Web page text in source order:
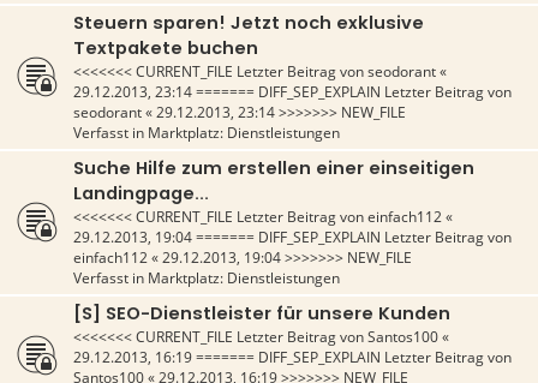
Steuern sparen! Jetzt noch exklusive
Textpakete buchen
<<<<<<< CURRENT_FILE Letzter Beitrag vonseodorant«
29.12.2013, 23:14======= DIFF_SEP_EXPLAIN Letzter Beitrag von
seodorant«29.12.2013, 23:14>>>>>>> NEW_FILE
Verfasst in Marktplatz: Dienstleistungen
Suche Hilfe zum erstellen einer einseitigen
Landingpage...
<<<<<<< CURRENT_FILE Letzter Beitrag voneinfach112«
29.12.2013, 19:04======= DIFF_SEP_EXPLAIN Letzter Beitrag von
einfach112«29.12.2013, 19:04>>>>>>> NEW_FILE
Verfasst in Marktplatz: Dienstleistungen
[S] SEO-Dienstleister für unsere Kunden
<<<<<<< CURRENT_FILE Letzter Beitrag vonSantos100«
29.12.2013, 16:19======= DIFF_SEP_EXPLAIN Letzter Beitrag von
Santos100«29.12.2013, 16:19>>>>>>> NEW_FILE